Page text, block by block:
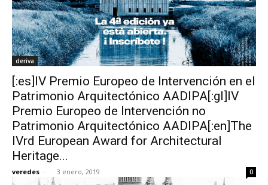
deriva
[:es]IV Premio Europeo de Intervención en el
Patrimonio Arquitectónico AADIPA[:gl]IV
Premio Europeo de Intervención no
Patrimonio Arquitectónico AADIPA[:en]The
IVrd European Award for Architectural
Heritage...
veredes - 3 enero, 2019 0